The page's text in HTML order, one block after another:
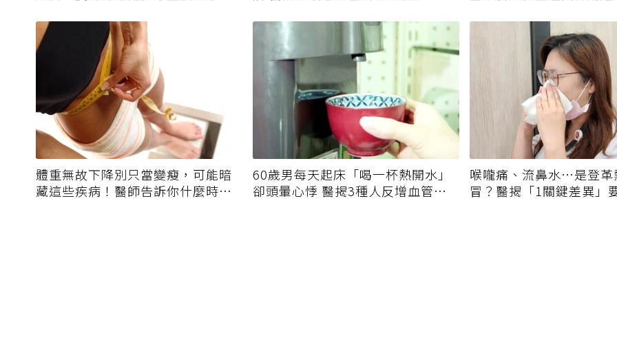
體重無故下降別只當變瘦，可能暗
藏這些疾病！醫師告訴你什麼時候
60歲男每天起床「喝一杯熱開水」
卻頭暈心悸 醫揭3種人反增血管負
喉嚨痛、流鼻水⋯是登革
冒？醫揭「1關鍵差異」